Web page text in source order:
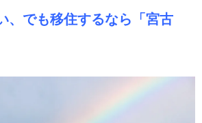
、でも移住するなら「宮古